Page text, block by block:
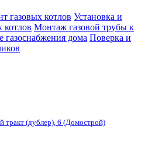
газовых котлов Установка и
котлов Монтаж газовой трубы к
газоснабжения дома Поверка и
тракт (дублер), 6 (Домострой)